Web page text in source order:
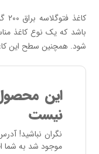
باشد که یک نوع کاغذ
شود. همچنین سطح این
این
نیست
نگران نباشید!
موجود شد به شما